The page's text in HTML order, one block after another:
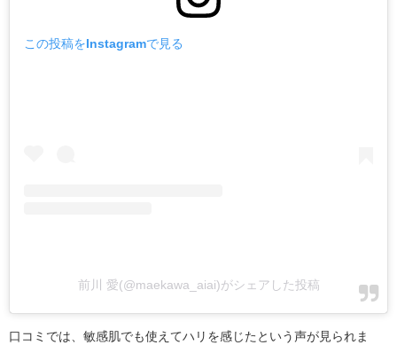
この投稿をInstagramで見る
前川 愛(@maekawa_aiai)がシェアした投稿
口コミでは、敏感肌でも使えてハリを感じたという声が見られま